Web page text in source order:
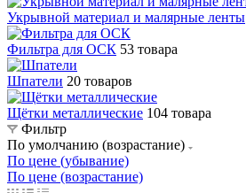
Укрывной материал и малярные ленты
Фильтра для ОСК 53 товара
Шпатели 20 товаров
Щётки металлические 104 товара
Фильтр
По умолчанию (возрастание)
По цене (убывание)
По цене (возрастание)